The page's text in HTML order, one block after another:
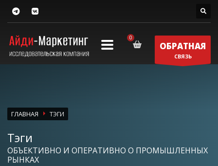
ОБРАТНАЯ
СВЯЗЬ
ГЛАВНАЯ ТЭГИ
Тэги
ОБЪЕКТИВНО И ОПЕРАТИВНО О ПРОМЫШЛЕННЫХ
РЫНКАХ